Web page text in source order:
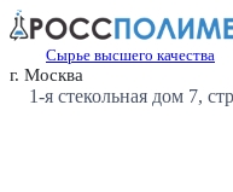
Сырье высшего качества
г. Москва
1-я стекольная дом 7,